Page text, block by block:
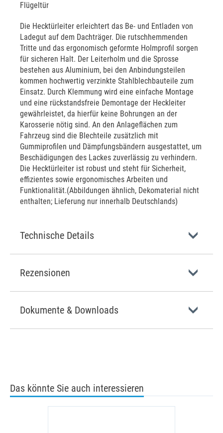
Flügeltür
Die Hecktürleiter erleichtert das Be- und Entladen von
Ladegut auf dem Dachträger. Die rutschhemmenden
Tritte und das ergonomisch geformte Holmprofil sorgen
für sicheren Halt. Der Leiterholm und die Sprosse
bestehen aus Aluminium, bei den Anbindungsteilen
kommen hochwertig verzinkte Stahlblechbauteile zum
Einsatz. Durch Klemmung wird eine einfache Montage
und eine rückstandsfreie Demontage der Heckleiter
gewährleistet, da hierfür keine Bohrungen an der
Karosserie nötig sind. An den Anlageflächen zum
Fahrzeug sind die Blechteile zusätzlich mit
Gummiprofilen und Dämpfungsbändern ausgestattet, um
Beschädigungen des Lackes zuverlässig zu verhindern.
Die Hecktürleiter ist robust und steht für Sicherheit,
effizientes sowie ergonomisches Arbeiten und
Funktionalität.(Abbildungen ähnlich, Dekomaterial nicht
enthalten; Lieferung nur innerhalb Deutschlands)
Technische Details
Rezensionen
Dokumente & Downloads
Das könnte Sie auch interessieren